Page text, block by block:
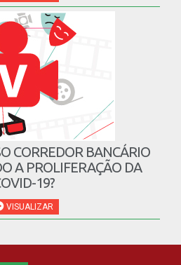
CORREDOR BANCÁRIO
A PROLIFERAÇÃO DA
19?
VISUALIZAR